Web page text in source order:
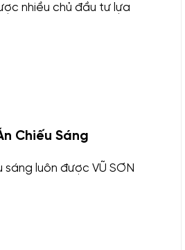
nhiều chủ đầu tư lựa
Chiếu Sáng
luôn được VŨ SƠN